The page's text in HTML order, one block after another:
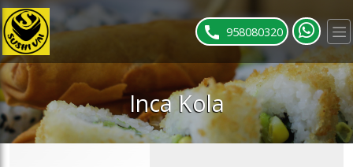
slideout menu. 958080320
Inca Kola